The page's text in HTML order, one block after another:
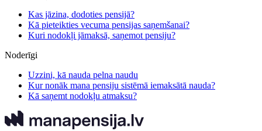
Kas jāzina, dodoties pensijā?
Kā pieteikties vecuma pensijas saņemšanai?
Kuri nodokļi jāmaksā, saņemot pensiju?
Noderīgi
Uzzini, kā nauda pelna naudu
Kur nonāk mana pensiju sistēmā iemaksātā nauda?
Kā saņemt nodokļu atmaksu?